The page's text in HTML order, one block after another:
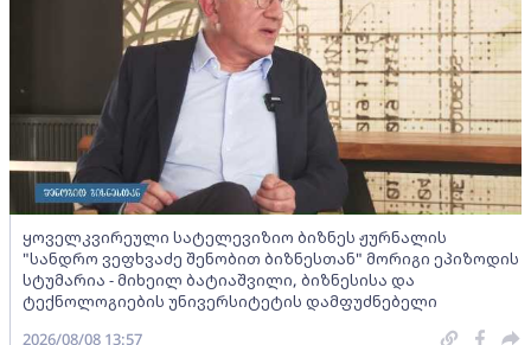
ყოველკვირეული სატელევიზიო ბიზნეს ჟურნალის
"სანდრო ვეფხვაძე შენობით ბიზნესთან" მორიგი ეპიზოდის
სტუმარია - მიხეილ ბატიაშვილი, ბიზნესისა და
ტექნოლოგიების უნივერსიტეტის დამფუძნებელი
2026/08/08 13:57